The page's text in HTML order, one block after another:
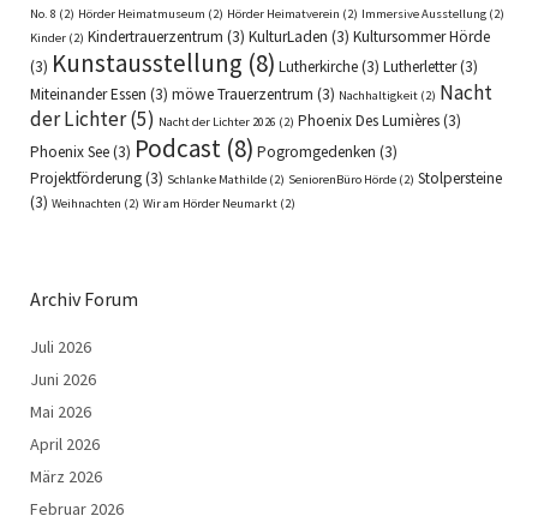
No. 8 (2) Hörder Heimatmuseum (2) Hörder Heimatverein (2) Immersive Ausstellung (2)
Kinder (2) Kindertrauerzentrum (3) KulturLaden (3) Kultursommer Hörde
(3) Kunstausstellung (8) Lutherkirche(3) Lutherletter(3)
Miteinander Essen (3) möwe Trauerzentrum (3) Nachhaltigkeit (2) Nacht
der Lichter(5) Nacht der Lichter 2026 (2) Phoenix Des Lumières(3)
Phoenix See(3) Podcast (8) Pogromgedenken (3)
Projektförderung(3) Schlanke Mathilde (2) SeniorenBüro Hörde (2) Stolpersteine
(3) Weihnachten (2) Wir am Hörder Neumarkt (2)
Archiv Forum
Juli 2026
Juni 2026
Mai 2026
April 2026
März 2026
Februar 2026